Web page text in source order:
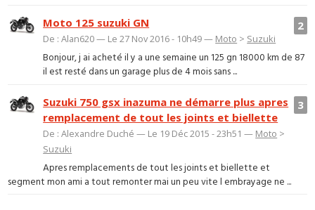
2
Moto 125 suzuki GN
De : Alan620 — Le 27 Nov 2016 - 10h49 — Moto > Suzuki
Bonjour, j ai acheté il y a une semaine un 125 gn 18000 km de 87
il est resté dans un garage plus de 4 mois sans ...
3
Suzuki 750 gsx inazuma ne démarre plus apres
remplacement de tout les joints et biellette
De : Alexandre Duché — Le 19 Déc 2015 - 23h51 — Moto >
Suzuki
Apres remplacements de tout les joints et biellette et
segment mon ami a tout remonter mai un peu vite l embrayage ne ...